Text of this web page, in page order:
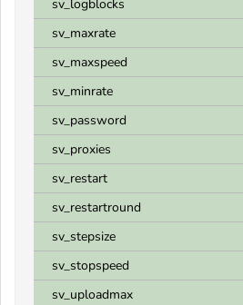
sv_logblocks
sv_maxrate
sv_maxspeed
sv_minrate
sv_password
sv_proxies
sv_restart
sv_restartround
sv_stepsize
sv_stopspeed
sv_uploadmax